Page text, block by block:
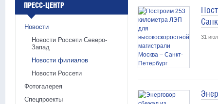
ПРЕСС-ЦЕНТР
Новости
Новости Россети Северо-
Запад
Новости филиалов
Новости Россети
Фотогалерея
Спецпроекты
31